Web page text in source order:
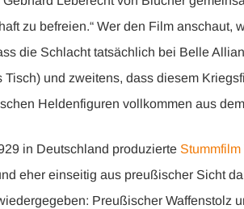
zu befreien.“ Wer den Film
die Schlacht tatsächlich bei Belle
Tisch) und zweitens, dass diesem
Heldenfiguren vollkommen aus
in Deutschland produzierte
eher einseitig aus preußischer Sicht
Preußischer Waffenstolz